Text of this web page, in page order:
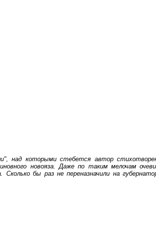
над которыми стебется автор
новояза. Даже по таким мелочам
Сколько бы раз не переназначили на